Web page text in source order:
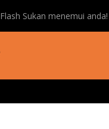
Flash Sukan menemui anda!